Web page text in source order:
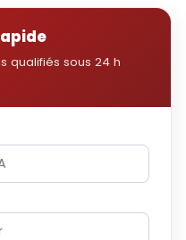
qualifiés sous 24 h